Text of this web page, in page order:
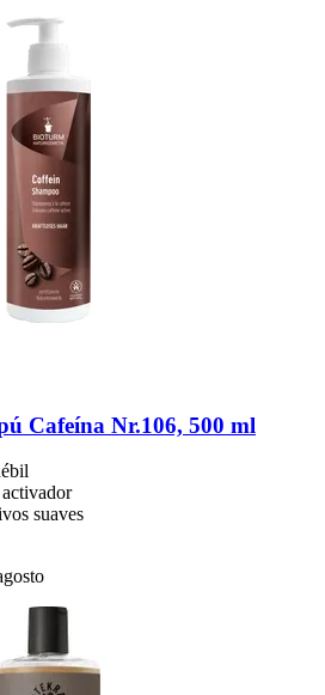
Cafeína Nr.106, 500 ml
suaves